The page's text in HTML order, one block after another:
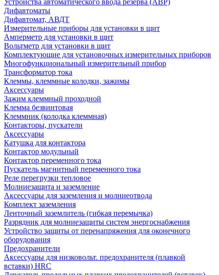
Устройства автоматического ввода резерва (АВР)
Дифавтоматы
Дифавтомат, АВДТ
Измерительные приборы для установки в щит
Амперметр для установки в щит
Вольтметр для установки в щит
Комплектующие для установочных измерительных приборов
Многофункциональный измерительный прибор
Трансформатор тока
Клеммы, клеммные колодки, зажимы
Аксессуары
Зажим клеммный проходной
Клемма безвинтовая
Клеммник (колодка клеммная)
Контакторы, пускатели
Аксессуары
Катушка для контактора
Контактор модульный
Контактор переменного тока
Пускатель магнитный переменного тока
Реле перегрузки тепловое
Молниезащита и заземление
Аксессуары для заземления и молниеотвода
Комплект заземления
Ленточный заземлитель (гибкая перемычка)
Разрядник для молниезащиты систем энергоснабжения
Устройство защиты от перенапряжения для оконечного
оборудования
Предохранители
Аксессуары для низковольт. предохранителя (плавкой
вставки) HRC